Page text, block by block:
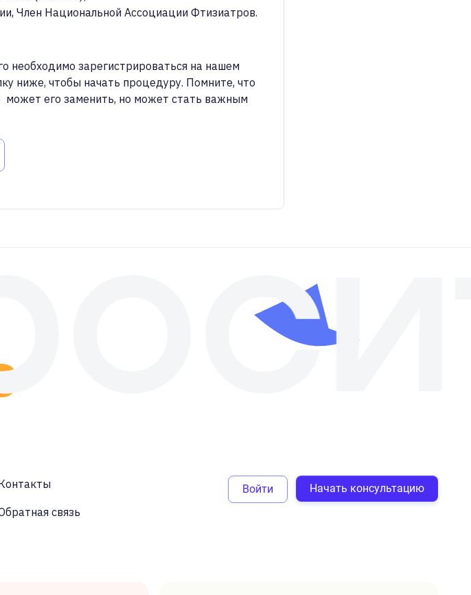
необходимо зарегистрироваться на нашем
ниже, чтобы начать процедуру. Помните, что
может его заменить, но может стать важным
связь
Войти Начать консультацию